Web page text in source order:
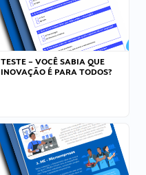
TESTE – VOCÊ SABIA QUE
INOVAÇÃO É PARA TODOS?